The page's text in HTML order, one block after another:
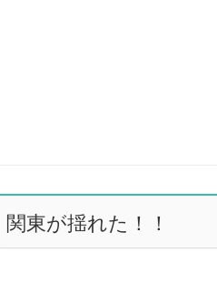
関東が揺れた！！